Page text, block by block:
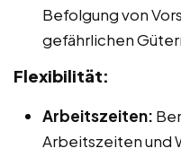
Befolgung von
gefährlichen
Flexibilität:
Arbeitszeiten:
Arbeitszeiten und